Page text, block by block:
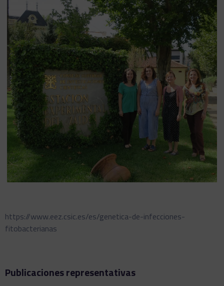
https://www.eez.csic.es/es/genetica-de-infecciones-
fitobacterianas
Publicaciones representativas